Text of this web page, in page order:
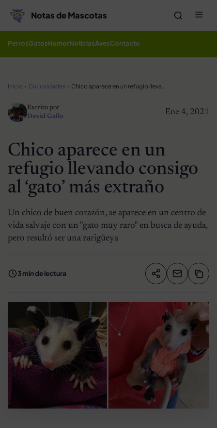
Notas de Mascotas
PerrosGatosHumorNoticiasAvesContacto
Inicio Curiosidades Chico aparece en un refugio llevando consigo al ‘gato’ más extraño
Ene 4, 2021
Escrito por
David Gallo
Chico aparece en un
refugio llevando consigo
al ‘gato’ más extraño
Un chico de buen corazón, se aparece en un centro de
vida salvaje con un "gato muy raro" en busca de ayuda,
pero resultó ser una zarigüeya
3 min de lectura Compartir